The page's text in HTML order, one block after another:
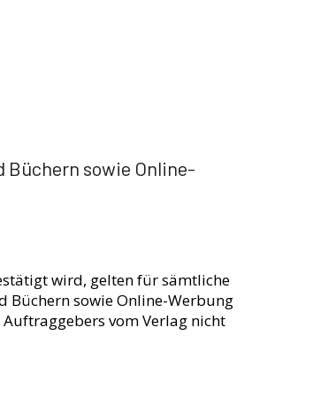
Büchern sowie Online-
wird, gelten für sämtliche
Büchern sowie Online-Werbung
vom Verlag nicht